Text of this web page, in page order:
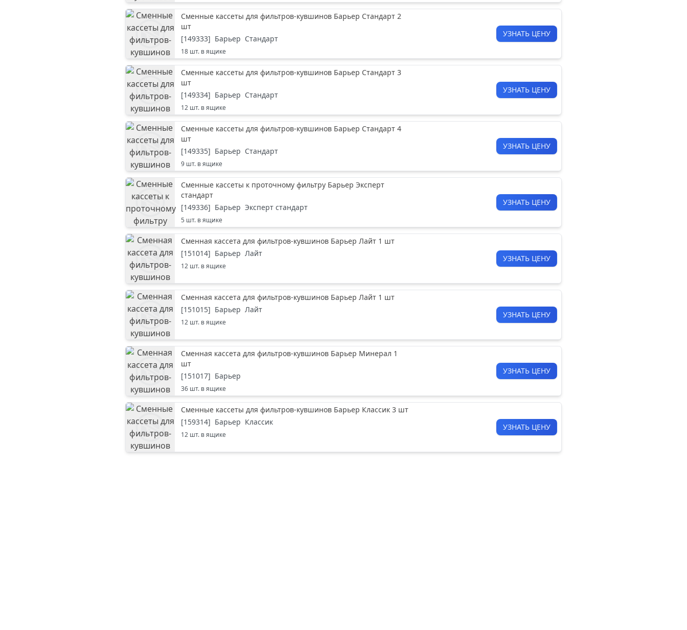
Сменные кассеты для фильтров-кувшинов Барьер Стандарт 2
шт
[149333] Барьер Стандарт
18 шт. в ящике
УЗНАТЬ ЦЕНУ
Сменные кассеты для фильтров-кувшинов Барьер Стандарт 3
шт
[149334] Барьер Стандарт
12 шт. в ящике
УЗНАТЬ ЦЕНУ
Сменные кассеты для фильтров-кувшинов Барьер Стандарт 4
шт
[149335] Барьер Стандарт
9 шт. в ящике
УЗНАТЬ ЦЕНУ
Сменные кассеты к проточному фильтру Барьер Эксперт
стандарт
[149336] Барьер Эксперт стандарт
5 шт. в ящике
УЗНАТЬ ЦЕНУ
Сменная кассета для фильтров-кувшинов Барьер Лайт 1 шт
[151014] Барьер Лайт
12 шт. в ящике
УЗНАТЬ ЦЕНУ
Сменная кассета для фильтров-кувшинов Барьер Лайт 1 шт
[151015] Барьер Лайт
12 шт. в ящике
УЗНАТЬ ЦЕНУ
Сменная кассета для фильтров-кувшинов Барьер Минерал 1
шт
[151017] Барьер
36 шт. в ящике
УЗНАТЬ ЦЕНУ
Сменные кассеты для фильтров-кувшинов Барьер Классик 3 шт
[159314] Барьер Классик
12 шт. в ящике
УЗНАТЬ ЦЕНУ